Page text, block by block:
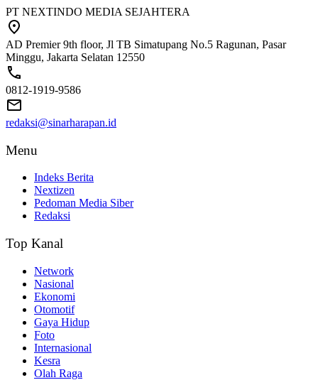
PT NEXTINDO MEDIA SEJAHTERA
AD Premier 9th floor, Jl TB Simatupang No.5 Ragunan, Pasar
Minggu, Jakarta Selatan 12550
0812-1919-9586
redaksi@sinarharapan.id
Menu
Indeks Berita
Nextizen
Pedoman Media Siber
Redaksi
Top Kanal
Network
Nasional
Ekonomi
Otomotif
Gaya Hidup
Foto
Internasional
Kesra
Olah Raga